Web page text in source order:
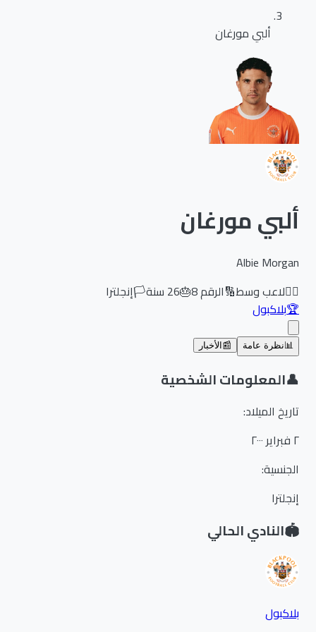
ألبي مورغان
ألبي مورغان
Albie Morgan
لاعب وسط🔢الرقم8
🎂
26سنة🏳️إنجلترا
بلاكبول
نظرة عامة 📰 الأخبار
المعلومات الشخصية
تاريخ الميلاد:
الجنسية:
إنجلترا
النادي الحالي
بلاكبول